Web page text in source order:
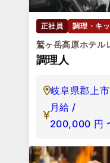
正社員 調理・キ
鷲ヶ岳高原ホテル
調理人
岐阜県郡上
月給 /
200,000 円